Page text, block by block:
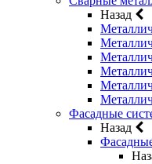
Назад
Фасадные
Назад